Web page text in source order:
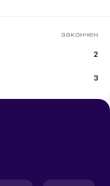
закончен
2
3